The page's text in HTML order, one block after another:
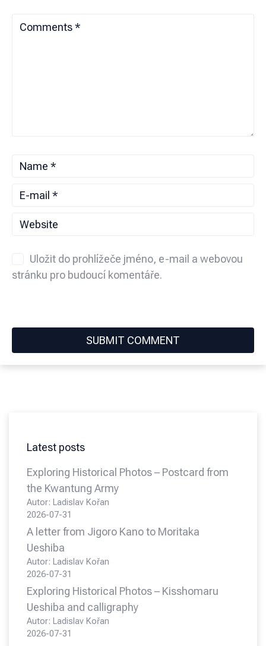
Uložit do prohlížeče jméno, e-mail a webovou
stránku pro budoucí komentáře.
Latest posts
Exploring Historical Photos – Postcard from
the Kwantung Army
Autor: Ladislav Kořan
2026-07-31
A letter from Jigoro Kano to Moritaka
Ueshiba
Autor: Ladislav Kořan
2026-07-31
Exploring Historical Photos – Kisshomaru
Ueshiba and calligraphy
Autor: Ladislav Kořan
2026-07-31